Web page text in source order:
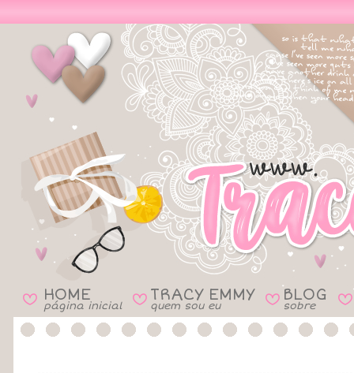
B HOME
página inicial B TRACY EMMY
quem sou eu B BLOG
sobre B